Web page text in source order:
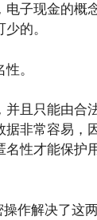
子现金的概
的。
。
且只能由合
非常容易，
性才能保护
作解决了这